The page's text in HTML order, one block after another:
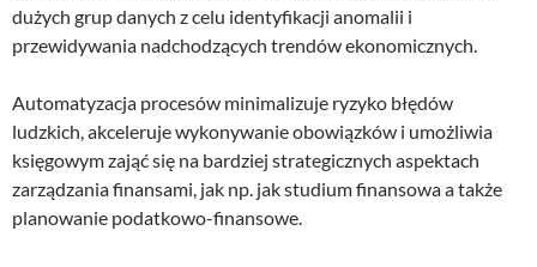
dużych grup danych z celu identyfikacji anomalii i
przewidywania nadchodzących trendów ekonomicznych.
Automatyzacja procesów minimalizuje ryzyko błędów
ludzkich, akceleruje wykonywanie obowiązków i umożliwia
księgowym zająć się na bardziej strategicznych aspektach
zarządzania finansami, jak np. jak studium finansowa a także
planowanie podatkowo-finansowe.